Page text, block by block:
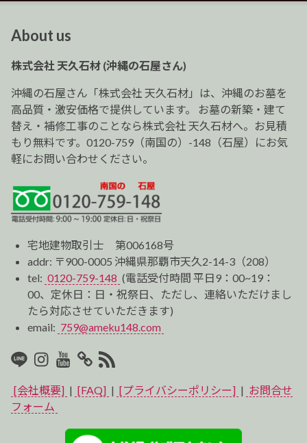
ゲ
ー
シ
ョ
ン
About us
株式会社 天久石材 (沖縄の石屋さん)
沖縄の石屋さん「株式会社 天久石材」は、沖縄のお墓を
高品質・激安価格で提供しています。 お墓の新築・建て
替え・補修工事のことなら株式会社 天久石材へ。お見積
もり無料です。0120-759（南国の）-148（石屋）にお気
軽にお問い合わせください。
宅地建物取引士 第006168号
addr: 〒900-0005 沖縄県那覇市天久2-14-3（208）
tel: 0120-759-148 (電話受付時間 平日9：00~19：
00、定休日：日・祝祭日、ただし、連絡いただけまし
たら対応させていただきます)
email: 759@ameku148.com
LINEInstagram
Youtube
マ
イ
ス
RSS2
[会社概要] | [FAQ] | [プライバシーポリシー] | お問合せ
フォーム